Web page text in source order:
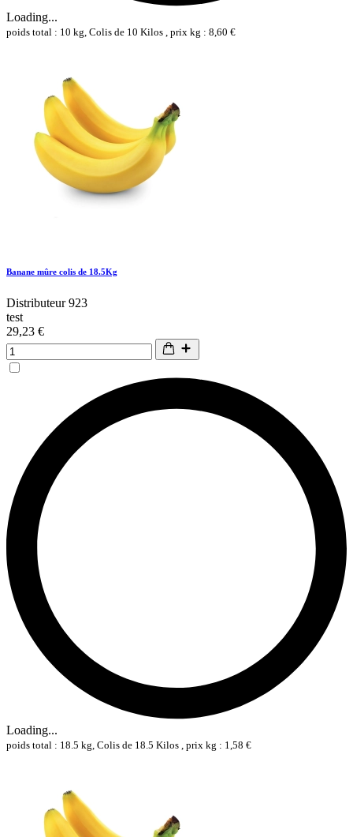
Loading...
poids total : 10 kg, Colis de 10 Kilos , prix kg : 8,60 €
Banane mûre colis de 18.5Kg
Distributeur 923
test
29,23 €
Loading...
poids total : 18.5 kg, Colis de 18.5 Kilos , prix kg : 1,58 €